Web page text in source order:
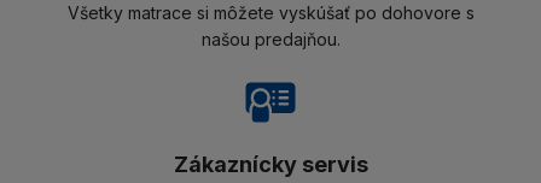
Všetky matrace si môžete vyskúšať po dohovore s
našou predajňou.
Zákaznícky servis